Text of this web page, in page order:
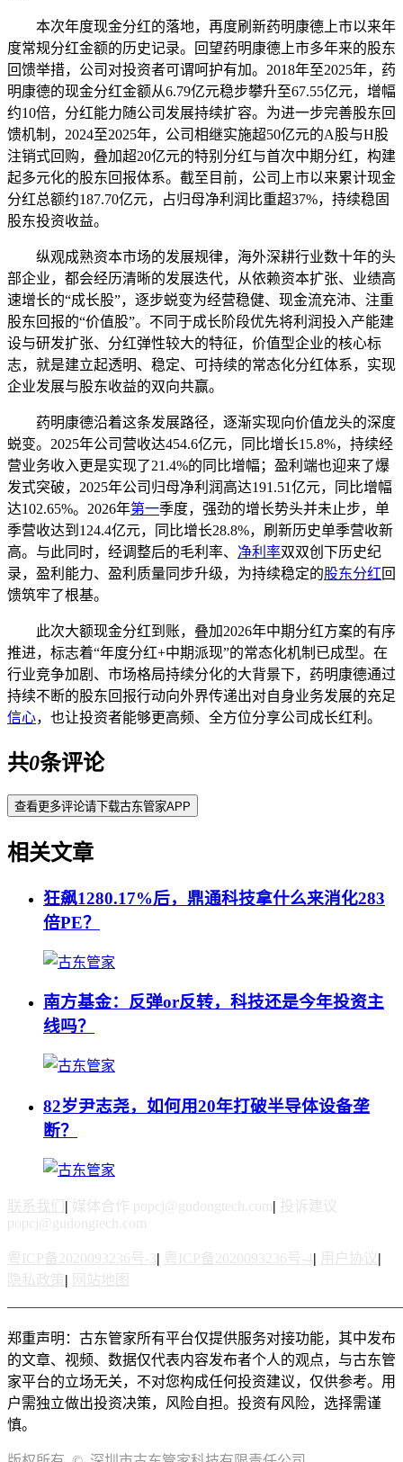
本次年度现金分红的落地，再度刷新药明康德上市以来年
度常规分红金额的历史记录。回望药明康德上市多年来的股东
回馈举措，公司对投资者可谓呵护有加。2018年至2025年，药
明康德的现金分红金额从6.79亿元稳步攀升至67.55亿元，增幅
约10倍，分红能力随公司发展持续扩容。为进一步完善股东回
馈机制，2024至2025年，公司相继实施超50亿元的A股与H股
注销式回购，叠加超20亿元的特别分红与首次中期分红，构建
起多元化的股东回报体系。截至目前，公司上市以来累计现金
分红总额约187.70亿元，占归母净利润比重超37%，持续稳固
股东投资收益。
纵观成熟资本市场的发展规律，海外深耕行业数十年的头
部企业，都会经历清晰的发展迭代，从依赖资本扩张、业绩高
速增长的“成长股”，逐步蜕变为经营稳健、现金流充沛、注重
股东回报的“价值股”。不同于成长阶段优先将利润投入产能建
设与研发扩张、分红弹性较大的特征，价值型企业的核心标
志，就是建立起透明、稳定、可持续的常态化分红体系，实现
企业发展与股东收益的双向共赢。
药明康德沿着这条发展路径，逐渐实现向价值龙头的深度
蜕变。2025年公司营收达454.6亿元，同比增长15.8%，持续经
营业务收入更是实现了21.4%的同比增幅；盈利端也迎来了爆
发式突破，2025年公司归母净利润高达191.51亿元，同比增幅
达102.65%。2026年第一季度，强劲的增长势头并未止步，单
季营收达到124.4亿元，同比增长28.8%，刷新历史单季营收新
高。与此同时，经调整后的毛利率、 净利率双双创下历史纪
录，盈利能力、盈利质量同步升级，为持续稳定的股东分红回
馈筑牢了根基。
此次大额现金分红到账，叠加2026年中期分红方案的有序
推进，标志着“年度分红+中期派现”的常态化机制已成型。在
行业竞争加剧、市场格局持续分化的大背景下，药明康德通过
持续不断的股东回报行动向外界传递出对自身业务发展的充足
信心，也让投资者能够更高频、全方位分享公司成长红利。
共0条评论
查看更多评论请下载古东管家APP
相关文章
狂飙1280.17%后，鼎通科技拿什么来消化283
倍PE？
南方基金：反弹or反转，科技还是今年投资主
线吗？
82岁尹志尧，如何用20年打破半导体设备垄
断？
联系我们 | 媒体合作 popcj@gudongtech.com| 投诉建议
popcj@gudongtech.com
粤ICP备2020093236号-3| 粤ICP备2020093236号-4| 用户协议|
隐私政策| 网站地图
郑重声明：古东管家所有平台仅提供服务对接功能，其中发布
的文章、视频、数据仅代表内容发布者个人的观点，与古东管
家平台的立场无关，不对您构成任何投资建议，仅供参考。用
户需独立做出投资决策，风险自担。投资有风险，选择需谨
慎。